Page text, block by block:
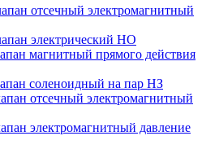
отсечный электромагнитный
электрический НО
магнитный прямого действия
соленоидный на пар НЗ
отсечный электромагнитный
электромагнитный давление